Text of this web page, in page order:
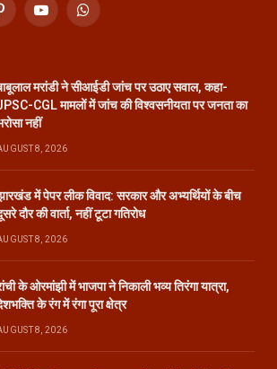
YouTubeWhatsApp
मरांडी ने सीआईडी जांच पर उठाए सवाल, कहा-
CGL मामलों में जांच की विश्वसनीयता पर जनता का
नहीं
8, 2026
में पेपर लीक विवाद: सरकार और अभ्यर्थियों के बीच
दौर की वार्ता, नहीं टूटा गतिरोध
8, 2026
के ओरमांझी में भाजपा ने निकाली भव्य तिरंगा यात्रा,
के रंग में रंगा पूरा क्षेत्र
8, 2026